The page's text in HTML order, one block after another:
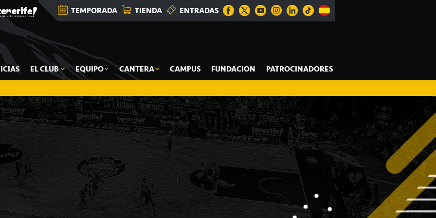
TEMPORADA TIENDA ENTRADAS
EL CLUB EQUIPO CANTERA CAMPUS FUNDACION PATROCINADORES